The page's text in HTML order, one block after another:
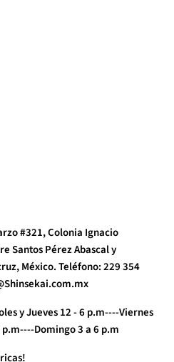
#321, Colonia Ignacio
Santos Pérez Abascal y
México. Teléfono: 229 354
y Jueves 12 - 6 p.m----Viernes
p.m----Domingo 3 a 6 p.m